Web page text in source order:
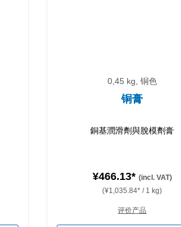
0,45 kg, 铜色
铜膏
銅基潤滑劑與脫模劑膏
¥466.13* (incl. VAT)
(¥1,035.84* / 1 kg)
评价产品